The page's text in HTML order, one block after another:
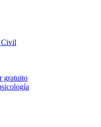
Civil
gratuito